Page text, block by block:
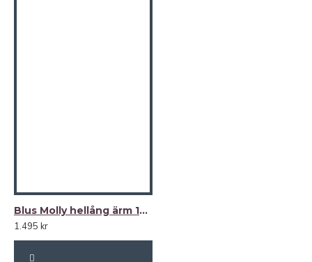
Blus Molly hellång ärm 100% lin
1.495 kr